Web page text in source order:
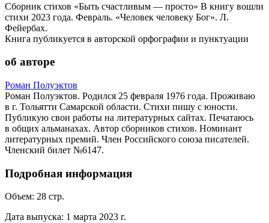
Сборник стихов «Быть счастливым — просто» В книгу вошли
стихи 2023 года. Февраль. «Человек человеку Бог». Л.
Фейербах.
Книга публикуется в авторской орфографии и пунктуации
об авторе
Роман Полуэктов
Роман Полуэктов. Родился 25 февраля 1976 года. Проживаю
в г. Тольятти Самарской области. Стихи пишу с юности.
Публикую свои работы на литературных сайтах. Печатаюсь
в общих альманахах. Автор сборников стихов. Номинант
литературных премий. Член Российского союза писателей.
Членский билет №6147.
Подробная информация
Объем: 28 стр.
Дата выпуска: 1 марта 2023 г.